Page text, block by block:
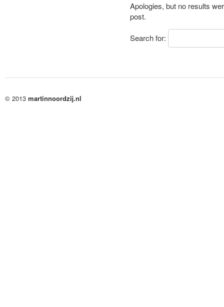
Apologies, but no results
post.
Search for:
© 2013 martinnoordzij.nl